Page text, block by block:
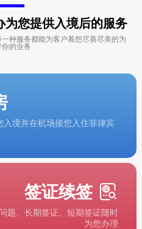
为您提供入境后的服务
种服务都能为客户着想尽善尽美的为
的业务
境并在机场接您入住菲律宾
签证续签
题、长期签证、短期签证随时
为您办理